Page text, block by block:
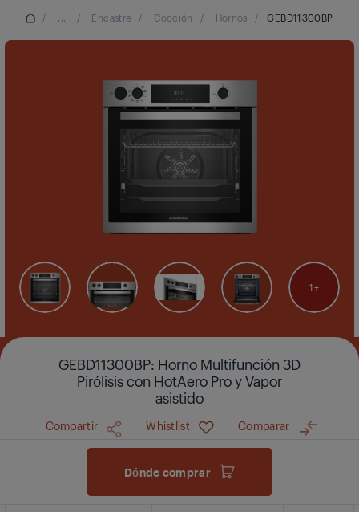
/ ... / Encastre / Cocción / Hornos / GEBD11300BP
1
GEBD11300BP: Horno Multifunción 3D
Pirólisis con HotAero Pro y Vapor
asistido
Compartir Whistlist Comparar
Dónde comprar